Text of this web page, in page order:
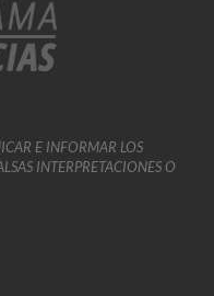
E INFORMAR LOS
INTERPRETACIONES O